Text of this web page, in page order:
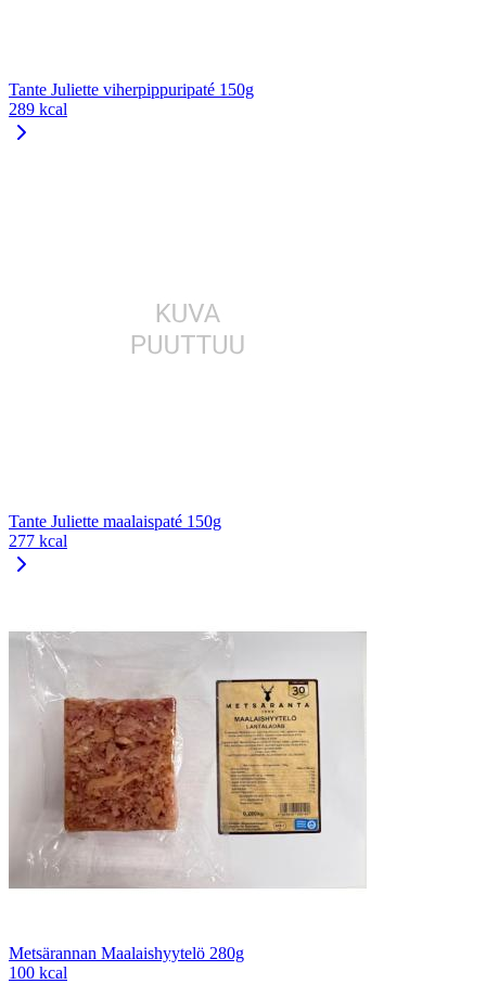
Tante Juliette viherpippuripaté 150g
289 kcal
Tante Juliette maalaispaté 150g
277 kcal
Metsärannan Maalaishyytelö 280g
100 kcal